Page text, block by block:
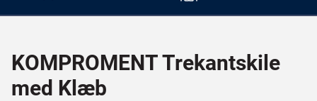
KOMPROMENT Trekantskile
med Klæb